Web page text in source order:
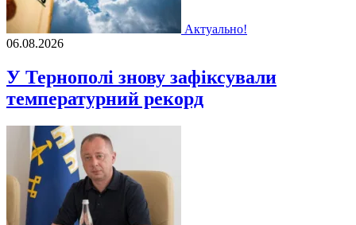
Актуально!
06.08.2026
У Тернополі знову зафіксували
температурний рекорд